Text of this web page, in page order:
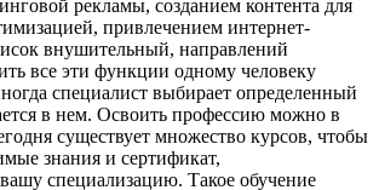
рекламы, созданием контента для
привлечением интернет-
внушительный, направлений
все эти функции одному человеку
специалист выбирает определенный
в нем. Освоить профессию можно в
существует множество курсов, чтобы
знания и сертификат,
специализацию. Такое обучение